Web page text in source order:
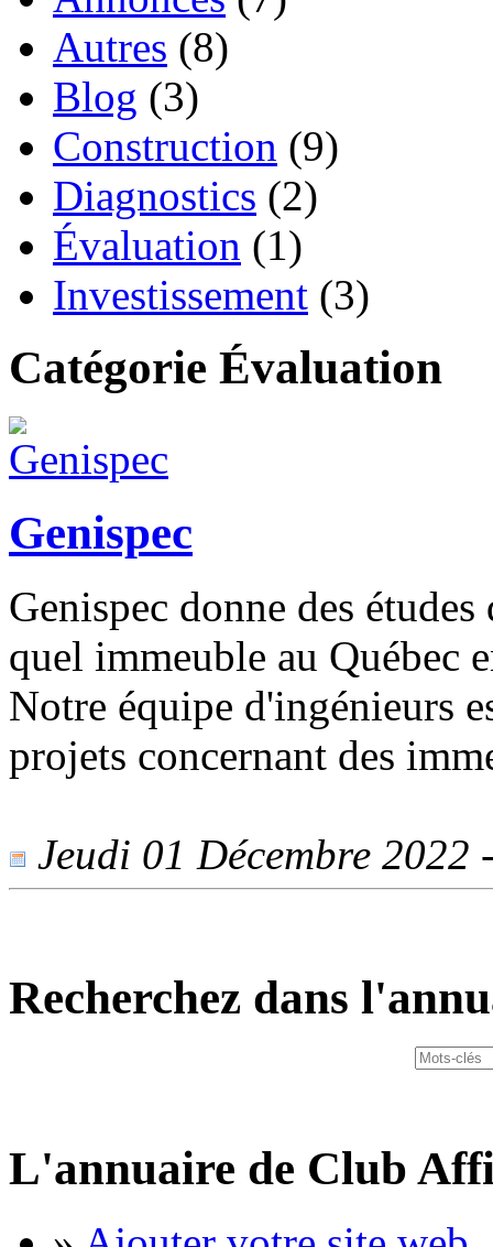
Autres (8)
Blog (3)
Construction (9)
Diagnostics (2)
Évaluation (1)
Investissement (3)
Catégorie Évaluation
Genispec
Genispec donne des
quel immeuble au Québec
Notre équipe d'ingénieurs
projets concernant des
Jeudi 01 Décembre 2022
Recherchez dans
L'annuaire de Club